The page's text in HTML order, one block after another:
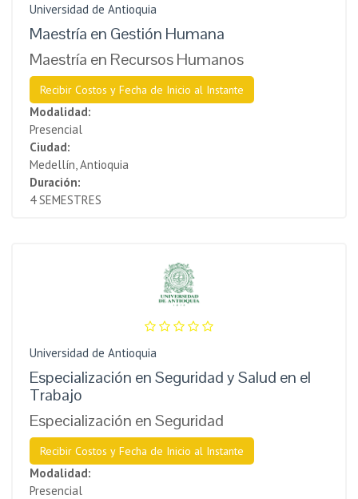
Universidad de Antioquia
Maestría en Gestión Humana
Maestría en Recursos Humanos
Recibir Costos y Fecha de Inicio al Instante
Modalidad:
Presencial
Ciudad:
Medellín, Antioquia
Duración:
4 SEMESTRES
Universidad de Antioquia
Especialización en Seguridad y Salud en el
Trabajo
Especialización en Seguridad
Recibir Costos y Fecha de Inicio al Instante
Modalidad:
Presencial